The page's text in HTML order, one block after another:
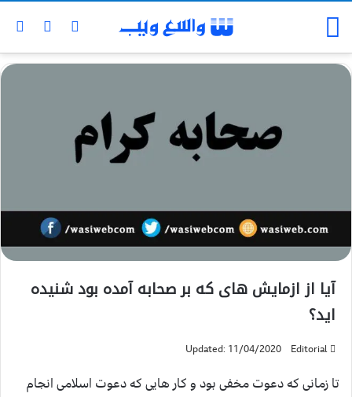
آیا از ازمایش های که بر صحابه آمده بود شنیده
اید؟
Editorial
Updated: 11/04/2020
تا زمانی که دعوت مخفی بود و کار هایی که دعوت اسلامی انجام